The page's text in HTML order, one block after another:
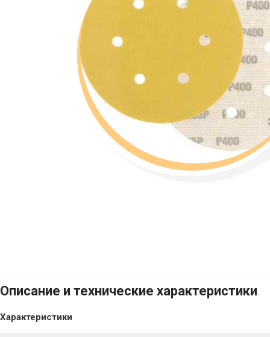
Описание и технические характеристики
Характеристики